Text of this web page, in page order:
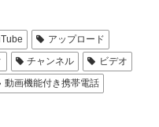
アップロード
チャンネル
ビデオ
動画機能付き携帯電話